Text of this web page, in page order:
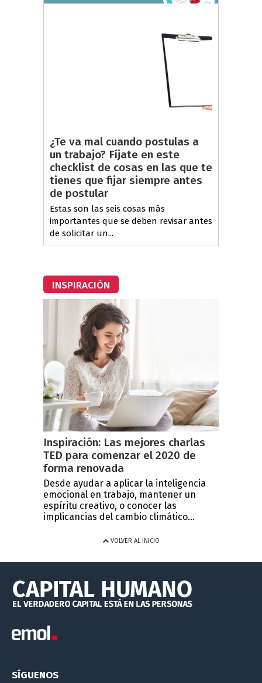
¿Te va mal cuando postulas a
un trabajo? Fíjate en este
checklist de cosas en las que te
tienes que fijar siempre antes
de postular
Estas son las seis cosas más
importantes que se deben revisar antes
de solicitar un...
INSPIRACIÓN
Inspiración: Las mejores charlas
TED para comenzar el 2020 de
forma renovada
Desde ayudar a aplicar la inteligencia
emocional en trabajo, mantener un
espíritu creativo, o conocer las
implicancias del cambio climático...
VOLVER AL INICIO
SÍGUENOS